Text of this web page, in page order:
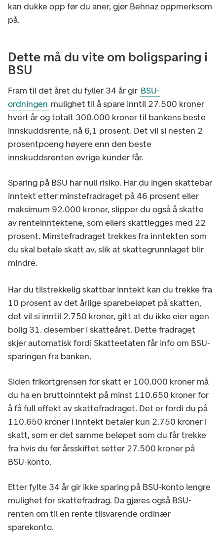
kan dukke opp før du aner, gjør Behnaz oppmerksom
på.
Dette må du vite om boligsparing i
BSU
Fram til det året du fyller 34 år gir BSU-
ordningen mulighet til å spare inntil 27.500 kroner
hvert år og totalt 300.000 kroner til bankens beste
innskuddsrente, nå 6,1 prosent. Det vil si nesten 2
prosentpoeng høyere enn den beste
innskuddsrenten øvrige kunder får.
Sparing på BSU har null risiko. Har du ingen skattebar
inntekt etter minstefradraget på 46 prosent eller
maksimum 92.000 kroner, slipper du også å skatte
av renteinntektene, som ellers skattlegges med 22
prosent. Minstefradraget trekkes fra inntekten som
du skal betale skatt av, slik at skattegrunnlaget blir
mindre.
Har du tilstrekkelig skattbar inntekt kan du trekke fra
10 prosent av det årlige sparebeløpet på skatten,
det vil si inntil 2.750 kroner, gitt at du ikke eier egen
bolig 31. desember i skatteåret. Dette fradraget
skjer automatisk fordi Skatteetaten får info om BSU-
sparingen fra banken.
Siden frikortgrensen for skatt er 100.000 kroner må
du ha en bruttoinntekt på minst 110.650 kroner for
å få full effekt av skattefradraget. Det er fordi du på
110.650 kroner i inntekt betaler kun 2.750 kroner i
skatt, som er det samme beløpet som du får trekke
fra hvis du før årsskiftet setter 27.500 kroner på
BSU-konto.
Etter fylte 34 år gir ikke sparing på BSU-konto lengre
mulighet for skattefradrag. Da gjøres også BSU-
renten om til en rente tilsvarende ordinær
sparekonto.